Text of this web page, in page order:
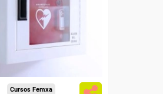
desempleados,
y autónomos.
Sector
-Otros Servicios.
Cursos Femxa